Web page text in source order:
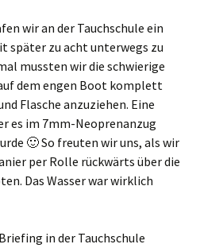
wir an der Tauchschule ein
später zu acht unterwegs zu
mussten wir die schwierige
dem engen Boot komplett
Flasche anzuziehen. Eine
es im 7mm-Neoprenanzug
🙂 So freuten wir uns, als wir
per Rolle rückwärts über die
Das Wasser war wirklich
in der Tauchschule